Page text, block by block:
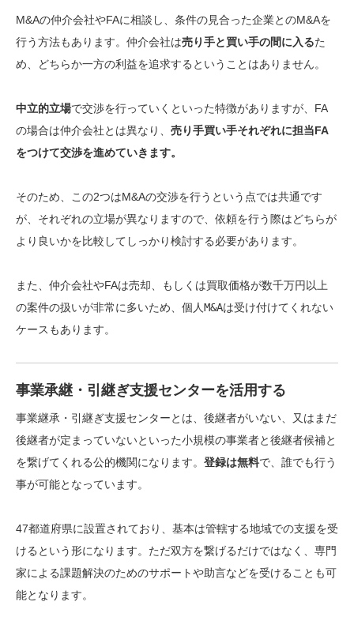
M&Aの仲介会社やFAに相談し、条件の見合った企業とのM&Aを
行う方法もあります。仲介会社は売り手と買い手の間に入るた
め、どちらか一方の利益を追求するということはありません。
中立的立場で交渉を行っていくといった特徴がありますが、FA
の場合は仲介会社とは異なり、 売り手買い手それぞれに担当FA
をつけて交渉を進めていきます。
そのため、この2つはM&Aの交渉を行うという点では共通です
が、 それぞれの立場が異なりますので、依頼を行う際はどちらが
より良いかを比較してしっかり検討する必要があります。
また、仲介会社やFAは売却、もしくは買取価格が数千万円以上
の案件の扱いが非常に多いため、 個人M&Aは受け付けてくれない
ケースもあります。
事業承継・引継ぎ支援センターを活用する
事業継承・引継ぎ支援センターとは、後継者がいない、又はまだ
後継者が定まっていないといった小規模の事業者と後継者候補と
を繋げてくれる公的機関になります。 登録は無料で、誰でも行う
事が可能となっています。
47都道府県に設置されており、基本は管轄する地域での支援を受
けるという形になります。ただ双方を繋げるだけではなく、 専門
家による課題解決のためのサポートや助言などを受けることも可
能となります。